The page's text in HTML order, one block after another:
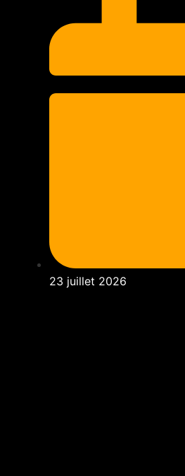
23 juillet 2026